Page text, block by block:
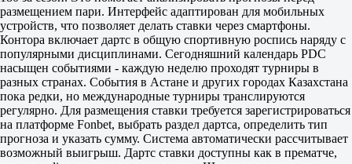
размещением пари. Интерфейс адаптирован для мобильных
устройств, что позволяет делать ставки через смартфоны.
Контора включает дартс в общую спортивную роспись наряду с
популярными дисциплинами. Сегодняшний календарь PDC
насыщен событиями - каждую неделю проходят турниры в
разных странах. События в Астане и других городах Казахстана
пока редки, но международные турниры транслируются
регулярно. Для размещения ставки требуется зарегистрироваться
на платформе Fonbet, выбрать раздел дартса, определить тип
прогноза и указать сумму. Система автоматически рассчитывает
возможный выигрыш. Дартс ставки доступны как в прематче,